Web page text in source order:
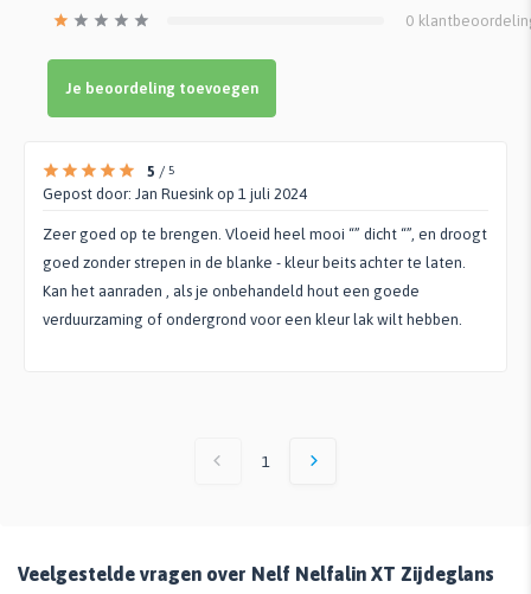
0
Je beoordeling toevoegen
5 / 5
Gepost door: Jan Ruesink op 1 juli 2024
Zeer goed op te brengen. Vloeid heel mooi “” dicht “”, en droogt
goed zonder strepen in de blanke - kleur beits achter te laten.
Kan het aanraden , als je onbehandeld hout een goede
verduurzaming of ondergrond voor een kleur lak wilt hebben.
1
Veelgestelde vragen over Nelf Nelfalin XT Zijdeglans